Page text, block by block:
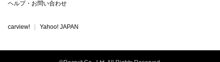
ヘルプ・お問い合わせ
carview! Yahoo! JAPAN